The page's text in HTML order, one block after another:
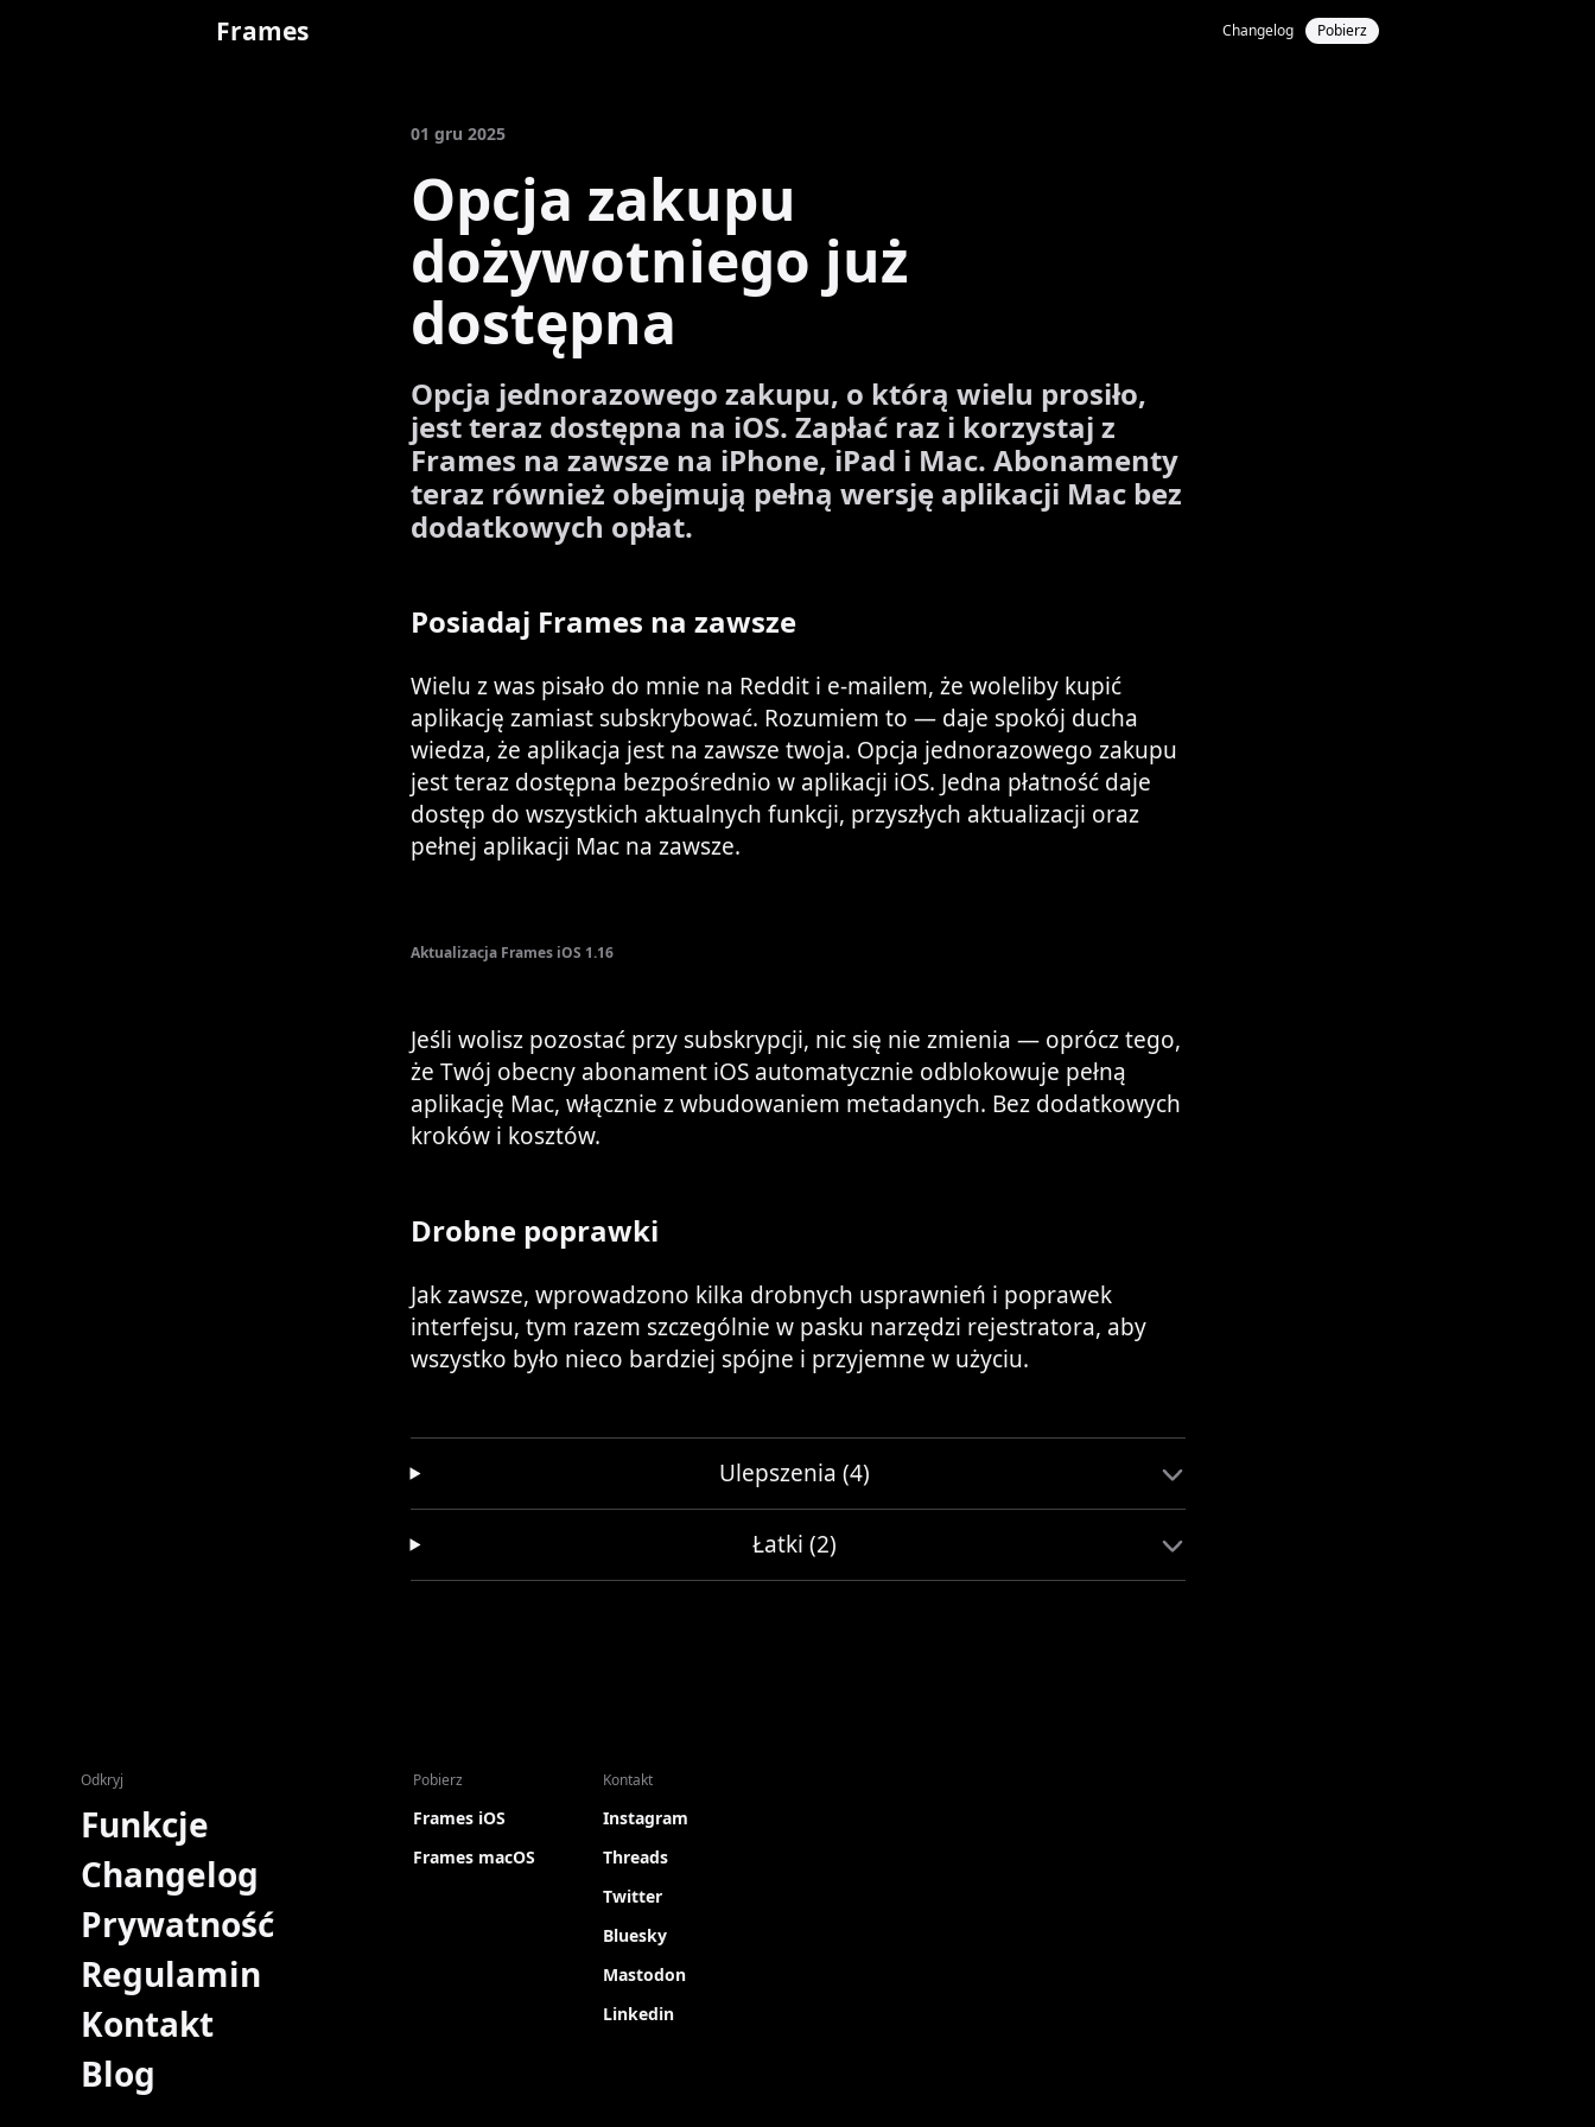
Frames Changelog Pobierz
01 gru 2025
Opcja zakupu
dożywotniego już
dostępna
Opcja jednorazowego zakupu, o którą wielu prosiło,
jest teraz dostępna na iOS. Zapłać raz i korzystaj z
Frames na zawsze na iPhone, iPad i Mac. Abonamenty
teraz również obejmują pełną wersję aplikacji Mac bez
dodatkowych opłat.
Posiadaj Frames na zawsze
Wielu z was pisało do mnie na Reddit i e-mailem, że woleliby kupić
aplikację zamiast subskrybować. Rozumiem to — daje spokój ducha
wiedza, że aplikacja jest na zawsze twoja. Opcja jednorazowego zakupu
jest teraz dostępna bezpośrednio w aplikacji iOS. Jedna płatność daje
dostęp do wszystkich aktualnych funkcji, przyszłych aktualizacji oraz
pełnej aplikacji Mac na zawsze.
Aktualizacja Frames iOS 1.16
Jeśli wolisz pozostać przy subskrypcji, nic się nie zmienia — oprócz tego,
że Twój obecny abonament iOS automatycznie odblokowuje pełną
aplikację Mac, włącznie z wbudowaniem metadanych. Bez dodatkowych
kroków i kosztów.
Drobne poprawki
Jak zawsze, wprowadzono kilka drobnych usprawnień i poprawek
interfejsu, tym razem szczególnie w pasku narzędzi rejestratora, aby
wszystko było nieco bardziej spójne i przyjemne w użyciu.
Ulepszenia (4)
Łatki (2)
Odkryj
Funkcje
Changelog
Prywatność
Regulamin
Kontakt
Blog
Pobierz
Frames iOS
Frames macOS
Kontakt
Instagram
Threads
Twitter
Bluesky
Mastodon
Linkedin